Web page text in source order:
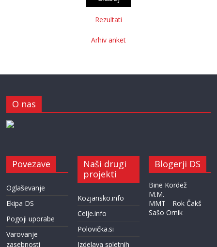
Rezultati
Arhiv anket
O nas
Povezave
Oglaševanje
Ekipa DS
Pogoji uporabe
Varovanje
zasebnosti
Naši drugi
projekti
Kozjansko.info
Celje.info
Polovička.si
Izdelava spletnih
Blogerji DS
Bine Kordež
M.M.
MMT
Rok Čakš
Sašo Ornik